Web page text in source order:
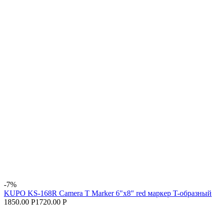
-7%
KUPO KS-168R Camera T Marker 6"x8" red маркер T-образный
1850.00 Р1720.00 Р